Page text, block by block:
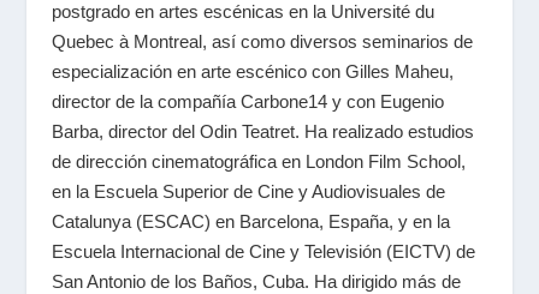
postgrado en artes escénicas en la Université du
Quebec à Montreal, así como diversos seminarios de
especialización en arte escénico con Gilles Maheu,
director de la compañía Carbone14 y con Eugenio
Barba, director del Odin Teatret. Ha realizado estudios
de dirección cinematográfica en London Film School,
en la Escuela Superior de Cine y Audiovisuales de
Catalunya (ESCAC) en Barcelona, España, y en la
Escuela Internacional de Cine y Televisión (EICTV) de
San Antonio de los Baños, Cuba. Ha dirigido más de